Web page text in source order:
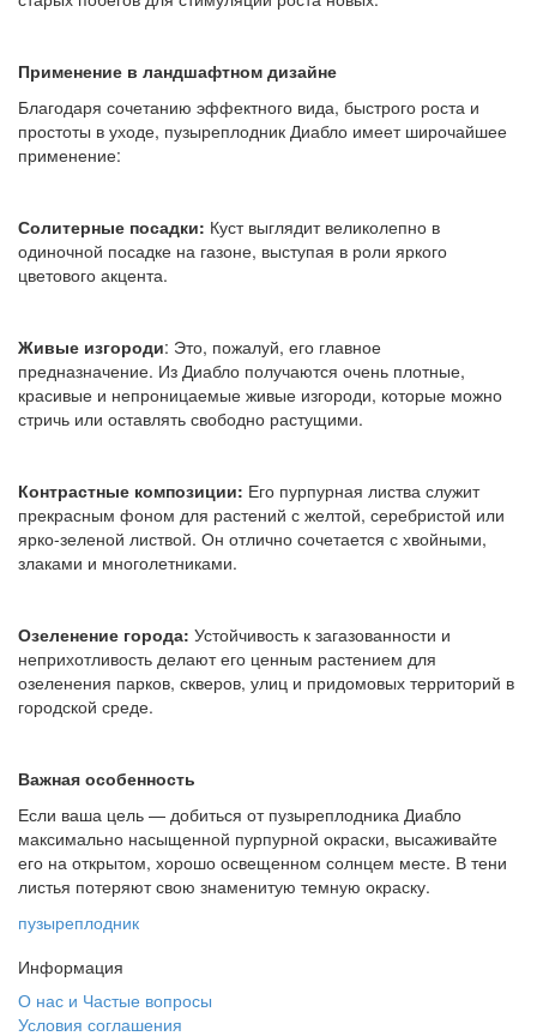
Применение в ландшафтном дизайне
Благодаря сочетанию эффектного вида, быстрого роста и
простоты в уходе, пузыреплодник Диабло имеет широчайшее
применение:
Солитерные посадки: Куст выглядит великолепно в
одиночной посадке на газоне, выступая в роли яркого
цветового акцента.
Живые изгороди: Это, пожалуй, его главное
предназначение. Из Диабло получаются очень плотные,
красивые и непроницаемые живые изгороди, которые можно
стричь или оставлять свободно растущими.
Контрастные композиции: Его пурпурная листва служит
прекрасным фоном для растений с желтой, серебристой или
ярко-зеленой листвой. Он отлично сочетается с хвойными,
злаками и многолетниками.
Озеленение города: Устойчивость к загазованности и
неприхотливость делают его ценным растением для
озеленения парков, скверов, улиц и придомовых территорий в
городской среде.
Важная особенность
Если ваша цель — добиться от пузыреплодника Диабло
максимально насыщенной пурпурной окраски, высаживайте
его на открытом, хорошо освещенном солнцем месте. В тени
листья потеряют свою знаменитую темную окраску.
пузыреплодник
Информация
О нас и Частые вопросы
Условия соглашения